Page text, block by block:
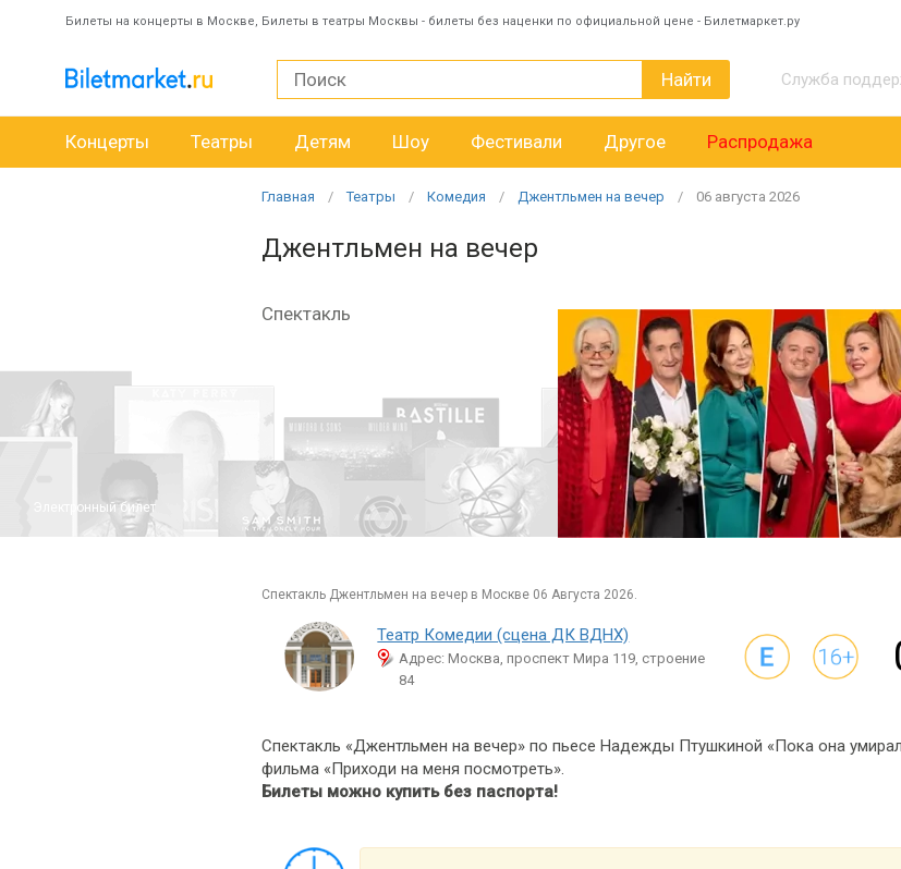
Билеты на концерты в Москве, Билеты в театры Москвы - билеты без наценки по официальной цене - Билетмаркет.ру
Найти Служба
Концерты Театры Детям Шоу Фестивали Другое Распродажа
Главная Театры Комедия Джентльмен на вечер 06 августа 2026
Джентльмен на вечер
Спектакль
Электронный билет
спектакль Джентльмен на вечер в Москве 06 Августа 2026.
Театр Комедии (сцена ДК ВДНХ)
Адрес: Москва, проспект Мира 119, строение
84
Спектакль «Джентльмен на вечер» по пьесе Надежды Птушкиной «Пока она
фильма «Приходи на меня посмотреть».
Билеты можно купить без паспорта!